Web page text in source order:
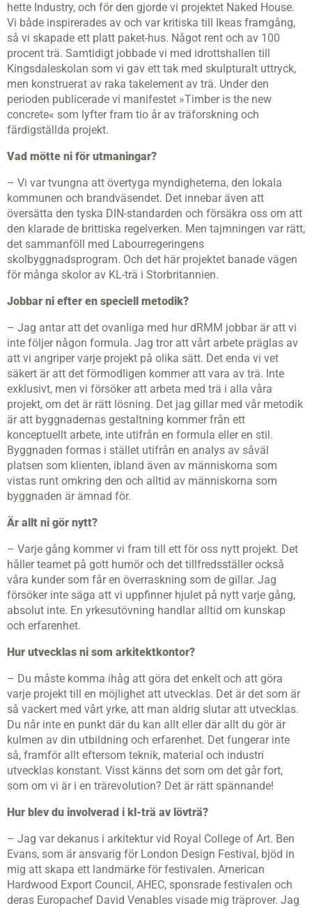
hette Industry, och för den gjorde vi projektet Naked House.
Vi både inspirerades av och var kritiska till Ikeas framgång,
så vi skapade ett platt paket-hus. Något rent och av 100
procent trä. Samtidigt jobbade vi med idrottshallen till
Kingsdaleskolan som vi gav ett tak med skulpturalt uttryck,
men konstruerat av raka takelement av trä. Under den
perioden publicerade vi manifestet »Timber is the new
concrete« som lyfter fram tio år av träforskning och
färdigställda projekt.
Vad mötte ni för utmaningar?
– Vi var tvungna att övertyga myndigheterna, den lokala
kommunen och brandväsendet. Det innebar även att
översätta den tyska DIN-standarden och försäkra oss om att
den klarade de brittiska regelverken. Men tajmningen var rätt,
det sammanföll med Labourregeringens
skolbyggnadsprogram. Och det här projektet banade vägen
för många skolor av KL-trä i Storbritannien.
Jobbar ni efter en speciell metodik?
– Jag antar att det ovanliga med hur dRMM jobbar är att vi
inte följer någon formula. Jag tror att vårt arbete präglas av
att vi angriper varje projekt på olika sätt. Det enda vi vet
säkert är att det förmodligen kommer att vara av trä. Inte
exklusivt, men vi försöker att arbeta med trä i alla våra
projekt, om det är rätt lösning. Det jag gillar med vår metodik
är att byggnadernas gestaltning kommer från ett
konceptuellt arbete, inte utifrån en formula eller en stil.
Byggnaden formas i stället utifrån en analys av såväl
platsen som klienten, ibland även av människorna som
vistas runt omkring den och alltid av människorna som
byggnaden är ämnad för.
Är allt ni gör nytt?
– Varje gång kommer vi fram till ett för oss nytt projekt. Det
håller teamet på gott humör och det tillfredsställer också
våra kunder som får en överraskning som de gillar. Jag
försöker inte säga att vi uppfinner hjulet på nytt varje gång,
absolut inte. En yrkesutövning handlar alltid om kunskap
och erfarenhet.
Hur utvecklas ni som arkitektkontor?
– Du måste komma ihåg att göra det enkelt och att göra
varje projekt till en möjlighet att utvecklas. Det är det som är
så vackert med vårt yrke, att man aldrig slutar att utvecklas.
Du når inte en punkt där du kan allt eller där allt du gör är
kulmen av din utbildning och erfarenhet. Det fungerar inte
så, framför allt eftersom teknik, material och industri
utvecklas konstant. Visst känns det som om det går fort,
som om vi är i en trärevolution? Det är rätt spännande!
Hur blev du involverad i kl -trä av lövträ?
– Jag var dekanus i arkitektur vid Royal College of Art. Ben
Evans, som är ansvarig för London Design Festival, bjöd in
mig att skapa ett landmärke för festivalen. American
Hardwood Export Council, AHEC, sponsrade festivalen och
deras Europachef David Venables visade mig träprover. Jag